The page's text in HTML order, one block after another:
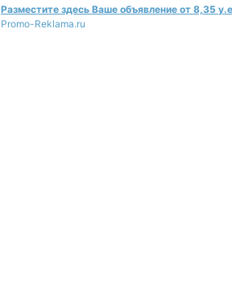
Разместите здесь Ваше объявление от 8,35
Promo-Reklama.ru